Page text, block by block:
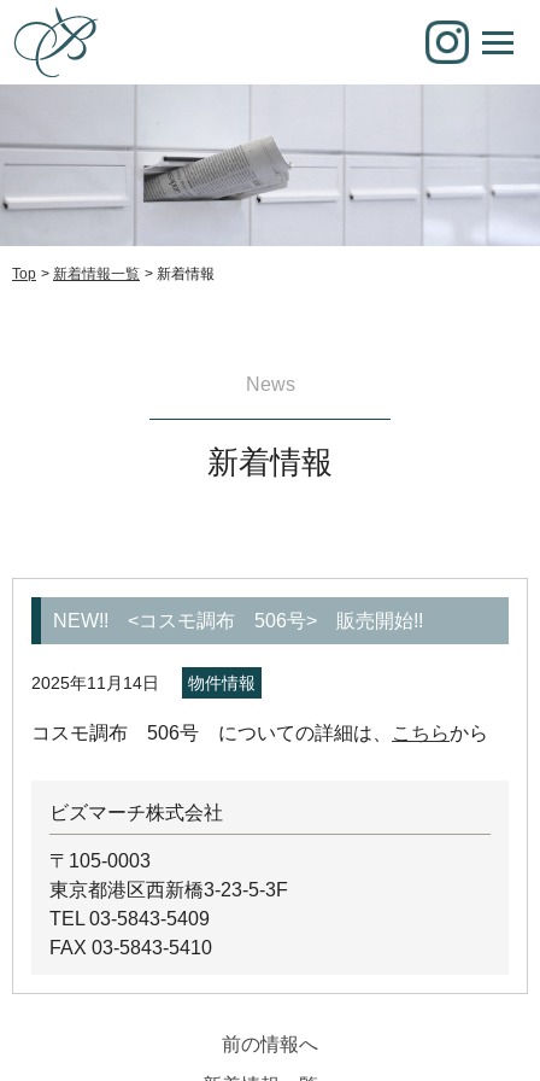
Top 新着情報一覧 新着情報
News
新着情報
NEW!! <コスモ調布 506号> 販売開始!!
2025年11月14日 物件情報
コスモ調布 506号 についての詳細は、 こちらから
ビズマーチ株式会社
〒105-0003
東京都港区西新橋3-23-5-3F
TEL 03-5843-5409
FAX 03-5843-5410
前の情報へ